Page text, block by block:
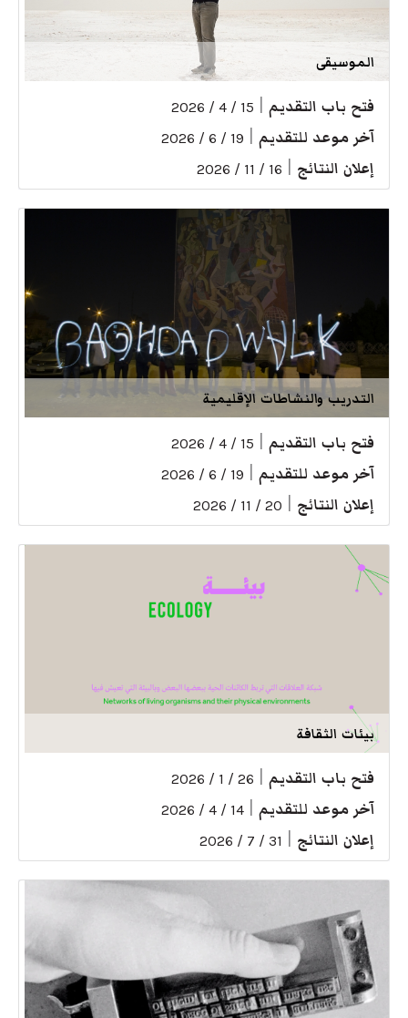
الموسيقى
فتح باب التقديم 15 / 4 / 2026
آخر موعد للتقديم 19 / 6 / 2026
إعلان النتائج 16 / 11 / 2026
التدريب والنشاطات الإقليمية
فتح باب التقديم 15 / 4 / 2026
آخر موعد للتقديم 19 / 6 / 2026
إعلان النتائج 20 / 11 / 2026
بيئات الثقافة
فتح باب التقديم 26 / 1 / 2026
آخر موعد للتقديم 14 / 4 / 2026
إعلان النتائج 31 / 7 / 2026